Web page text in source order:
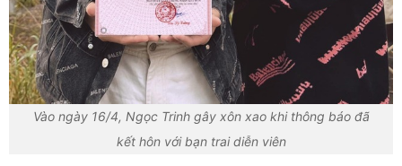
Vào ngày 16/4, Ngọc Trinh gây xôn xao khi thông báo đã
kết hôn với bạn trai diễn viên